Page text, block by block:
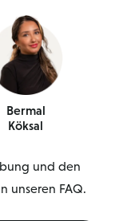
Bermal
Köksal
und den
unseren FAQ.